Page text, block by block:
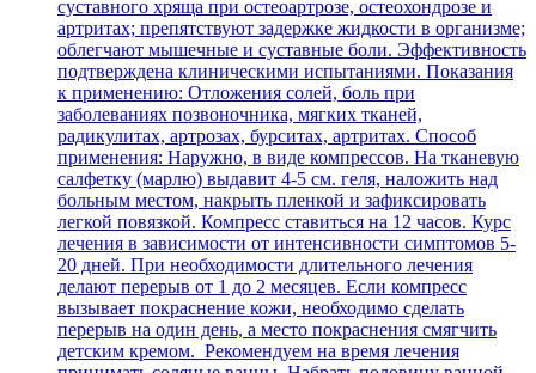
суставного хряща при остеоартрозе, остеохондрозе и
артритах; препятствуют задержке жидкости в организме;
облегчают мышечные и суставные боли. Эффективность
подтверждена клиническими испытаниями. Показания
к применению: Отложения солей, боль при
заболеваниях позвоночника, мягких тканей,
радикулитах, артрозах, бурситах, артритах. Способ
применения: Наружно, в виде компрессов. На тканевую
салфетку (марлю) выдавит 4-5 см. геля, наложить над
больным местом, накрыть пленкой и зафиксировать
легкой повязкой. Компресс ставиться на 12 часов. Курс
лечения в зависимости от интенсивности симптомов 5-
20 дней. При необходимости длительного лечения
делают перерыв от 1 до 2 месяцев. Если компресс
вызывает покраснение кожи, необходимо сделать
перерыв на один день, а место покраснения смягчить
детским кремом. Рекомендуем на время лечения